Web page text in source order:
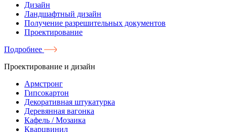
Дизайн
Ландшафтный дизайн
Получение разрешительных документов
Проектирование
Подробнее
Проектирование и дизайн
Армстронг
Гипсокартон
Декоративная штукатурка
Деревянная вагонка
Кафель / Мозаика
Кварцвинил